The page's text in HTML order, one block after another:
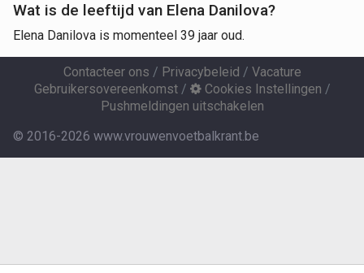
Wat is de leeftijd van Elena Danilova?
Elena Danilova is momenteel 39 jaar oud.
Contacteer ons / Privacybeleid / Vacature
Gebruikersovereenkomst/ Cookies Instellingen /
Pushmeldingen uitschakelen
© 2016-2026 www.vrouwenvoetbalkrant.be